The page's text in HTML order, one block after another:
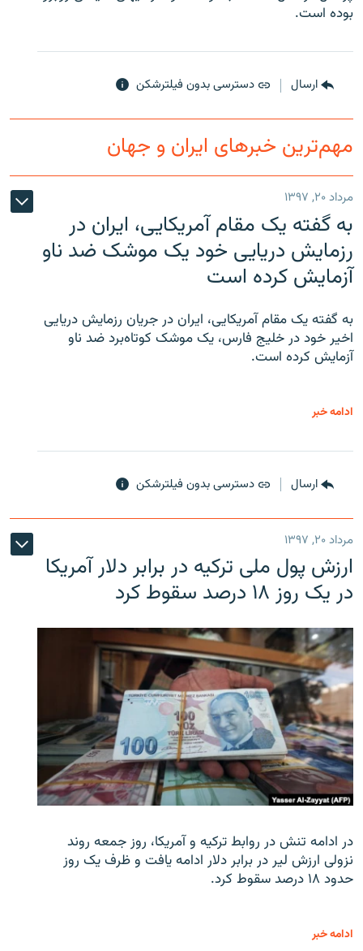
زبان‌های دیگر
بوده است.
ارسال دسترسی بدون فیلترشکن
مهم‌ترین خبرهای ایران و جهان
مرداد ۲۰, ۱۳۹۷
به گفته یک مقام آمریکایی، ایران در
رزمایش دریایی خود یک موشک ضد ناو
آزمایش کرده است
به گفته یک مقام آمریکایی، ایران در جریان رزمایش دریایی
اخیر خود در خلیج فارس، یک موشک کوتاه‌برد ضد ناو
آزمایش کرده است.
ادامه خبر
ارسال دسترسی بدون فیلترشکن
مرداد ۲۰, ۱۳۹۷
ارزش پول ملی ترکیه در برابر دلار آمریکا
در یک روز ۱۸ درصد سقوط کرد
در ادامه تنش در روابط ترکیه و آمریکا، روز جمعه روند
نزولی ارزش لیر در برابر دلار ادامه یافت و ظرف یک روز
حدود ۱۸ درصد سقوط کرد.
ادامه خبر